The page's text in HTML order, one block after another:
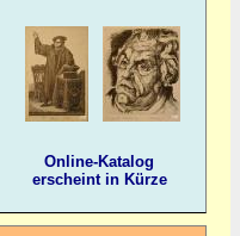
Online-Katalog
erscheint in Kürze